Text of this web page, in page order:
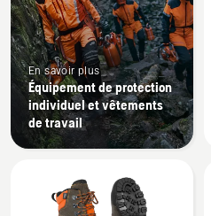
En savoir plus
Équipement de protection
individuel et vêtements
de travail